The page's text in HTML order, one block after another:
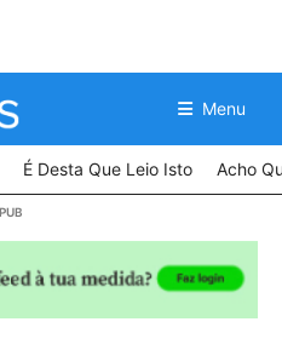
Menu
É Desta Que Leio Isto Acho